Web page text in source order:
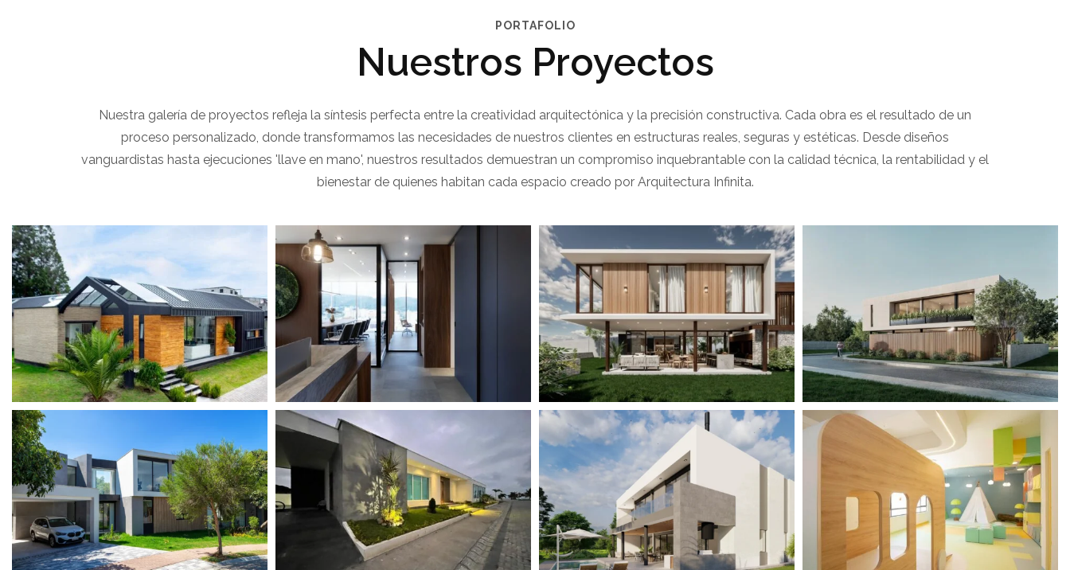
PORTAFOLIO
Nuestros Proyectos
Nuestra galería de proyectos refleja la síntesis perfecta entre la creatividad arquitectónica y la precisión constructiva. Cada obra es el resultado de un
proceso personalizado, donde transformamos las necesidades de nuestros clientes en estructuras reales, seguras y estéticas. Desde diseños
vanguardistas hasta ejecuciones 'llave en mano', nuestros resultados demuestran un compromiso inquebrantable con la calidad técnica, la rentabilidad y el
bienestar de quienes habitan cada espacio creado por Arquitectura Infinita.
View portfolio: Black House
Black House
View portfolio: Calmediav Oficina
Calmediav Oficina
View portfolio: Casa Mirador
Casa Mirador
View portfolio: Casa Wolter View portfolio: Pacific View
Pacific View
View portfolio: Punta Cana
Punta Cana
View portfolio: SEK Valles
SEK Valles